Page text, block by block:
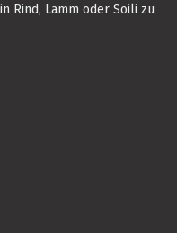
Rind, Lamm oder Söili zu